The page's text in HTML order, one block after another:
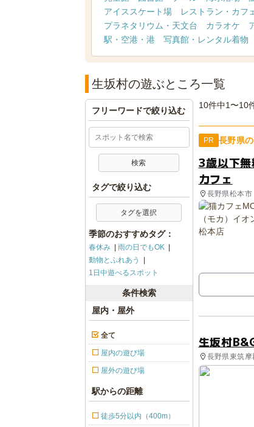
アイススケート場
レストラン・カフ
プラネタリウム・天文台
カラオケ
駅・空港・港
写真館・レンタル着物
生坂村の遊ぶところ一覧
10件中1〜10
PR 長野県
3歳以下
カフェ
長野県松本市
生坂村
長野県東筑
フリーワードで絞り込む
タグで絞り込む
タグを選択
季節のおすすめタグ：
春休み
雨の日でもOK
動物とふれあう
1日中遊べるスポット
条件検索
屋内・屋外
全て
屋内の遊び場
屋外の遊び場
駅からの距離
徒歩5分以内（400m）